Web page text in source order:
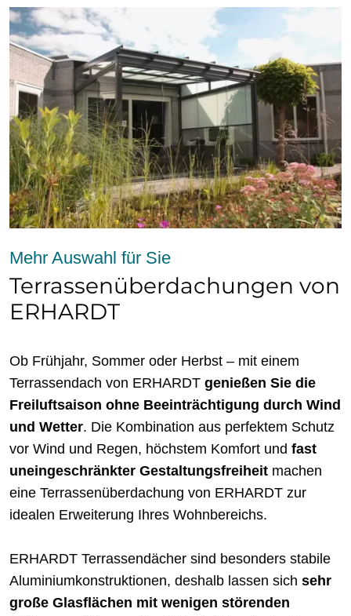
Mehr Auswahl für Sie
Terrassenüberdachungen von
ERHARDT
Ob Frühjahr, Sommer oder Herbst – mit einem
Terrassendach von ERHARDT genießen Sie die
Freiluftsaison ohne Beeinträchtigung durch Wind
und Wetter. Die Kombination aus perfektem Schutz
vor Wind und Regen, höchstem Komfort und fast
uneingeschränkter Gestaltungsfreiheit machen
eine Terrassenüberdachung von ERHARDT zur
idealen Erweiterung Ihres Wohnbereichs.
ERHARDT Terrassendächer sind besonders stabile
Aluminiumkonstruktionen, deshalb lassen sich sehr
große Glasflächen mit wenigen störenden